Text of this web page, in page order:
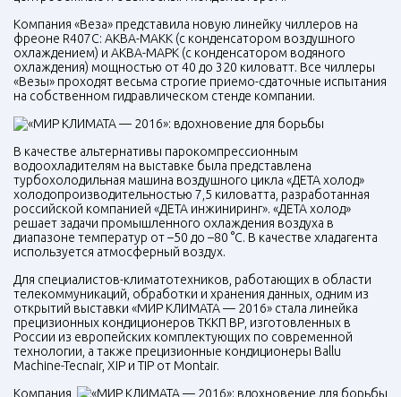
Компания «Веза» представила новую линейку чиллеров на
фреоне R407C: АКВА-MAKK (с конденсатором воздушного
охлаждением) и АКВА-МАРК (с конденсатором водяного
охлаждения) мощностью от 40 до 320 киловатт. Все чиллеры
«Везы» проходят весьма строгие приемо-сдаточные испытания
на собственном гидравлическом стенде компании.
В качестве альтернативы парокомпрессионным
водоохладителям на выставке была представлена
турбохолодильная машина воздушного цикла «ДETA холод»
холодопроизводительностью 7,5 киловатта, разработанная
российской компанией «ДЕТА инжиниринг». «ДЕТА холод»
решает задачи промышленного охлаждения воздуха в
диапазоне температур от –50 до –80 °С. В качестве хладагента
используется атмосферный воздух.
Для специалистов-климатотехников, работающих в области
телекоммуникаций, обработки и хранения данных, одним из
открытий выставки «МИР КЛИМАТА — 2016» стала линейка
прецизионных кондиционеров ТККП ВР, изготовленных в
России из европейских комплектующих по современной
технологии, а также прецизионные кондиционеры Ballu
Machine-Tecnair, XIP и TIP от Montair.
Компания